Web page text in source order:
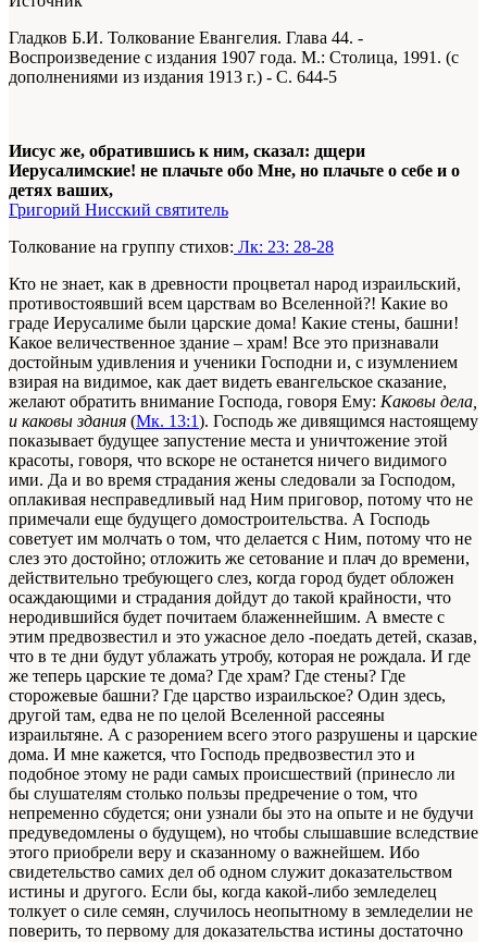
Гладков Б.И. Толкование Евангелия. Глава 44. -
Воспроизведение с издания 1907 года. М.: Столица, 1991. (с
дополнениями из издания 1913 г.) - С. 644-5
Иисус же, обратившись к ним, сказал: дщери
Иерусалимские! не плачьте обо Мне, но плачьте о себе и о
детях ваших,
Григорий Нисский святитель
Толкование на группу стихов: Лк: 23: 28-28
Кто не знает, как в древности процветал народ израильский,
противостоявший всем царствам во Вселенной?! Какие во
граде Иерусалиме были царские дома! Какие стены, башни!
Какое величественное здание – храм! Все это признавали
достойным удивления и ученики Господни и, с изумлением
взирая на видимое, как дает видеть евангельское сказание,
желают обратить внимание Господа, говоря Ему: Каковы дела,
и каковы здания (Мк. 13:1). Господь же дивящимся настоящему
показывает будущее запустение места и уничтожение этой
красоты, говоря, что вскоре не останется ничего видимого
ими. Да и во время страдания жены следовали за Господом,
оплакивая несправедливый над Ним приговор, потому что не
примечали еще будущего домостроительства. А Господь
советует им молчать о том, что делается с Ним, потому что не
слез это достойно; отложить же сетование и плач до времени,
действительно требующего слез, когда город будет обложен
осаждающими и страдания дойдут до такой крайности, что
неродившийся будет почитаем блаженнейшим. А вместе с
этим предвозвестил и это ужасное дело -поедать детей, сказав,
что в те дни будут ублажать утробу, которая не рождала. И где
же теперь царские те дома? Где храм? Где стены? Где
сторожевые башни? Где царство израильское? Один здесь,
другой там, едва не по целой Вселенной рассеяны
израильтяне. А с разорением всего этого разрушены и царские
дома. И мне кажется, что Господь предвозвестил это и
подобное этому не ради самых происшествий (принесло ли
бы слушателям столько пользы предречение о том, что
непременно сбудется; они узнали бы это на опыте и не будучи
предуведомлены о будущем), но чтобы слышавшие вследствие
этого приобрели веру и сказанному о важнейшем. Ибо
свидетельство самих дел об одном служит доказательством
истины и другого. Если бы, когда какой-либо земледелец
толкует о силе семян, случилось неопытному в земледелии не
поверить, то первому для доказательства истины достаточно